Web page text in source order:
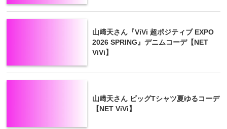
山﨑天さん『ViVi 超ポジティブ EXPO
2026 SPRING』デニムコーデ【NET
ViVi】
山﨑天さん ビッグTシャツ夏ゆるコーデ
【NET ViVi】